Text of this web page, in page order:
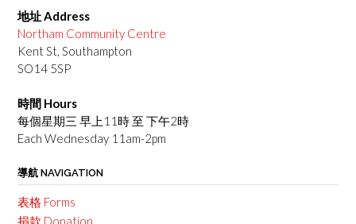
地址 Address
Northam Community Centre
Kent St, Southampton
SO14 5SP
時間 Hours
每個星期三 早上11時 至 下午2時
Each Wednesday 11am-2pm
導航 NAVIGATION
表格 Forms
捐款 Donation